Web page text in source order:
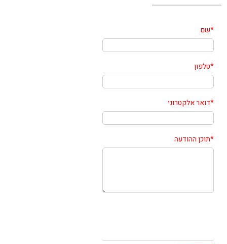
*שם
*טלפון
*דואר אלקטרוני
*תוכן ההודעה